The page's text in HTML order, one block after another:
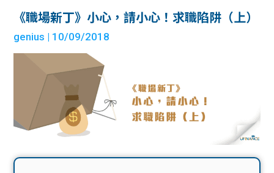
《職場新丁》小心，請小心！求職陷阱（上）
genius | 10/09/2018